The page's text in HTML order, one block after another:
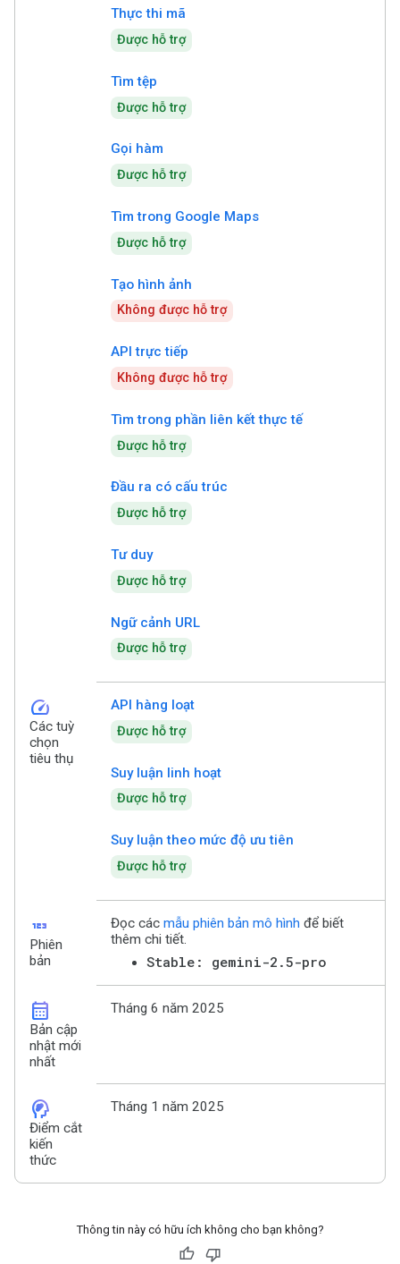
Thực thi mã
Được hỗ trợ
Tìm tệp
Được hỗ trợ
Gọi hàm
Được hỗ trợ
Tìm trong Google Maps
Được hỗ trợ
Tạo hình ảnh
Không được hỗ trợ
API trực tiếp
Không được hỗ trợ
Tìm trong phần liên kết thực tế
Được hỗ trợ
Đầu ra có cấu trúc
Được hỗ trợ
Tư duy
Được hỗ trợ
Ngữ cảnh URL
Được hỗ trợ
speed
Các tuỳ
chọn
tiêu thụ
API hàng loạt
Được hỗ trợ
Suy luận linh hoạt
Được hỗ trợ
Suy luận theo mức độ ưu tiên
Được hỗ trợ
123
Phiên
bản
Đọc các mẫu phiên bản mô hình để biết
thêm chi tiết.
Stable: gemini-2.5-pro
calendar_month
Bản cập
nhật mới
nhất
Tháng 6 năm 2025
cognition_2
Điểm cắt
kiến
thức
Tháng 1 năm 2025
Thông tin này có hữu ích không cho bạn không?